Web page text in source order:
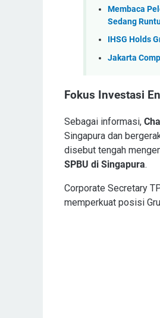
Membaca
Sedang
IHSG Holds
Jakarta
Fokus Investasi
Sebagai informasi,
Singapura dan
disebut tengah
SPBU di Singapura.
Corporate Secretary
memperkuat posisi